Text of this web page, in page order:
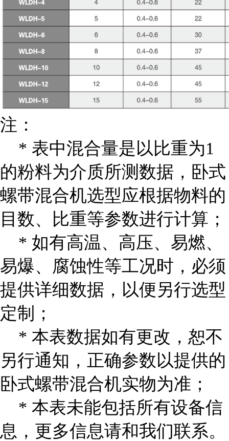
注：
* 表中混合量是以比重为1
的粉料为介质所测数据，卧式
螺带混合机选型应根据物料的
目数、比重等参数进行计算；
* 如有高温、高压、易燃、
易爆、腐蚀性等工况时，必须
提供详细数据，以便另行选型
定制；
* 本表数据如有更改，恕不
另行通知，正确参数以提供的
卧式螺带混合机实物为准；
* 本表未能包括所有设备信
息，更多信息请和我们联系。